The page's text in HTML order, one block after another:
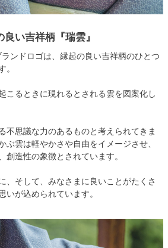
良い吉祥柄『瑞雲』
ランドロゴは、縁起の良い吉祥柄のひとつ
。
こるときに現れるとされる雲を図案化し
不思議な力のあるものと考えられてきま
ぶ雲は軽やかさや自由をイメージさせ、
創造性の象徴とされています。
、そして、みなさまに良いことがたくさ
いが込められています。